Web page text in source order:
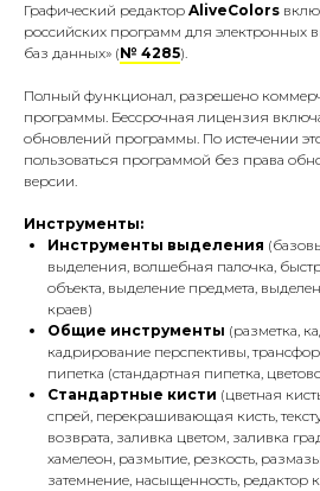
Графический редактор AliveColors
российских программ для электронных
баз данных» (№ 4285).
Полный функционал, разрешено
программы. Бессрочная лицензия
обновлений программы. По истечении
пользоваться программой без права
версии.
Инструменты:
Инструменты выделения
выделения, волшебная палочка,
объекта, выделение предмета,
краев)
Общие инструменты (разметка,
кадрирование перспективы,
пипетка (стандартная пипетка,
Стандартные кисти (цветная
спрей, перекрашивающая кисть,
возврата, заливка цветом, заливка
хамелеон, размытие, резкость,
затемнение, насыщенность, редактор